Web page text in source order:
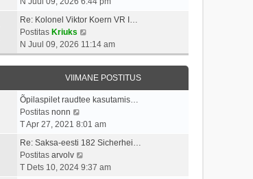
t
t
i
t
u
s
t
s
t
p
s
i
u
t
v
i
i
m
a
s
t
p
o
t
i
u
t
v
i
a
t
o
t
Re: Kolonel Viktor Koern VR I…
Postitas Kriuks
a
a
t
a
v
i
m
a
t
N Juul 09, 2026 11:14 am
VIIMANE POSTITUS
Õpilaspilet raudtee kasutamis…
Postitas nonn
a
t
a
v
T Apr 27, 2021 8:01 am
Re: Saksa-eesti 182 Sicherhei…
Postitas arvolv
a
T Dets 10, 2024 9:37 am